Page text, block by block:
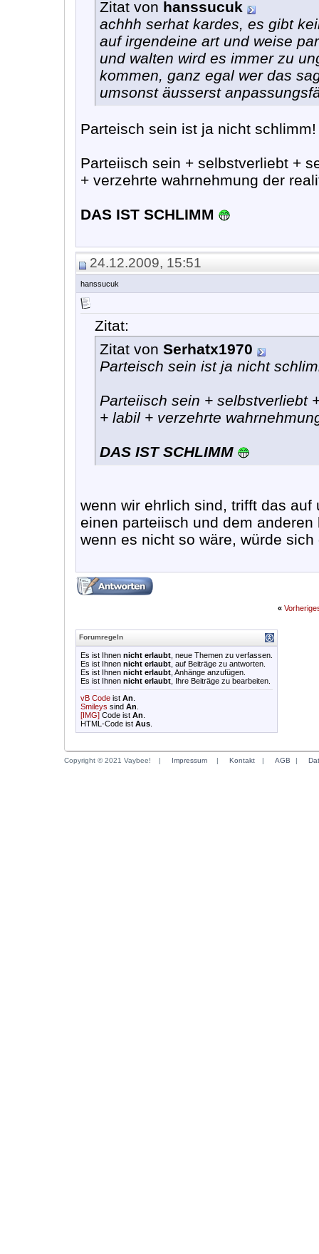
Zitat von hanssucuk
achhh serhat kardes, es gibt
auf irgendeine art und weise
und walten wird es immer zu
kommen, ganz egal wer das
umsonst äusserst
Parteisch sein ist ja nicht schlimm!
Parteiisch sein + selbstverliebt +
+ verzehrte wahrnehmung der
DAS IST SCHLIMM
24.12.2009, 15:51
hanssucuk
Zitat:
Zitat von Serhatx1970
Parteisch sein ist ja nicht
Parteiisch sein + selbstverliebt
+ labil + verzehrte
DAS IST SCHLIMM
wenn wir ehrlich sind, trifft das
einen parteiisch und dem
wenn es nicht so wäre, würde
«
Forumregeln
Es ist Ihnen nicht erlaubt , neue Themen zu verfassen.
Es ist Ihnen nicht erlaubt , auf Beiträge zu antworten.
Es ist Ihnen nicht erlaubt , Anhänge anzufügen.
Es ist Ihnen nicht erlaubt , Ihre Beiträge zu bearbeiten.
vB Code ist An
Smileys sind An
[IMG] Code ist An
HTML-Code ist Aus
Copyright © 2021 Vaybee! | Impressum | Kontakt | AGB |